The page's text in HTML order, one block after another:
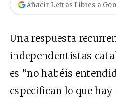
Añadir Letras Libres a
Una respuesta
independentistas
es “no habéis
especifican lo que hay